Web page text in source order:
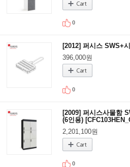
0
[2012] 퍼시스 SWS+
396,000원
0
[2009] 퍼시스사물함
(6인용)
2,201,100원
0